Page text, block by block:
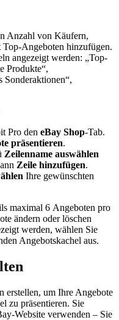
Anzahl von Käufern,
Angeboten hinzufügen.
angezeigt werden: „Top-
Produkte“,
Sonderaktionen“,
Pro den eBay Shop-Tab.
präsentieren.
Zeilenname auswählen
Zeile hinzufügen.
Ihre gewünschten
maximal 6 Angeboten pro
ändern oder löschen
werden, wählen Sie
Angebotskachel aus.
erstellen, um Ihre Angebote
zu präsentieren. Sie
Website verwenden – Sie